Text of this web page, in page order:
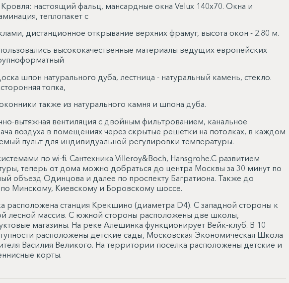
настоящий фальц, мансардные окна Velux 140х70. Окна и
теплопакет с
дистанционное открывание верхних фрамуг, высота окон - 2.80 м.
высококачественные материалы ведущих европейских
шпон натурального дуба, лестница - натуральный камень, стекло.
топка,
также из натурального камня и шпона дуба.
вытяжная вентиляция с двойным фильтрованием, канальное
воздуха в помещениях через скрытые решетки на потолках, в каждом
пульт для индивидуальной регулировки температуры.
по wi-fi. Сантехника Villeroy&Boch, Hansgrohe.С развитием
теперь от дома можно добраться до центра Москвы за 30 минут по
объезд Одинцова и далее по проспекту Багратиона. Также до
Минскому, Киевскому и Боровскому шоссе.
расположена станция Крекшино (диаметра D4). С западной стороны к
лесной массив. С южной стороны расположены две школы,
магазины. На реке Алешинка функционирует Вейк-клуб. В 10
расположены детские сады, Московская Экономическая Школа
Василия Великого. На территории поселка расположены детские и
корты.